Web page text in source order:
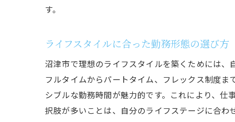
す。
ライフスタイルに合った勤務形態の選び方
沼津市で理想のライフスタイルを築くためには、
フルタイムからパートタイム、フレックス制度
シブルな勤務時間が魅力的です。これにより、
択肢が多いことは、自分のライフステージに合